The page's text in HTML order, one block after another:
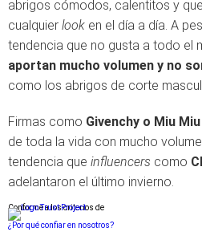
abrigos cómodos, calentitos y
cualquier look en el día a día. A
tendencia que no gusta a todo el
aportan mucho volumen y no
como los abrigos de corte
Firmas como Givenchy o Miu Miu
de toda la vida con mucho
tendencia que influencers como
adelantaron el último invierno.
Conforme a los criterios de
¿Por qué confiar en nosotros?